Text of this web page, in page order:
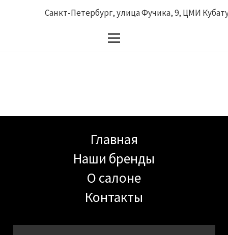
Санкт-Петербург, улица Фучика, 9, ЦМИ
Главная
Наши бренды
О салоне
Контакты